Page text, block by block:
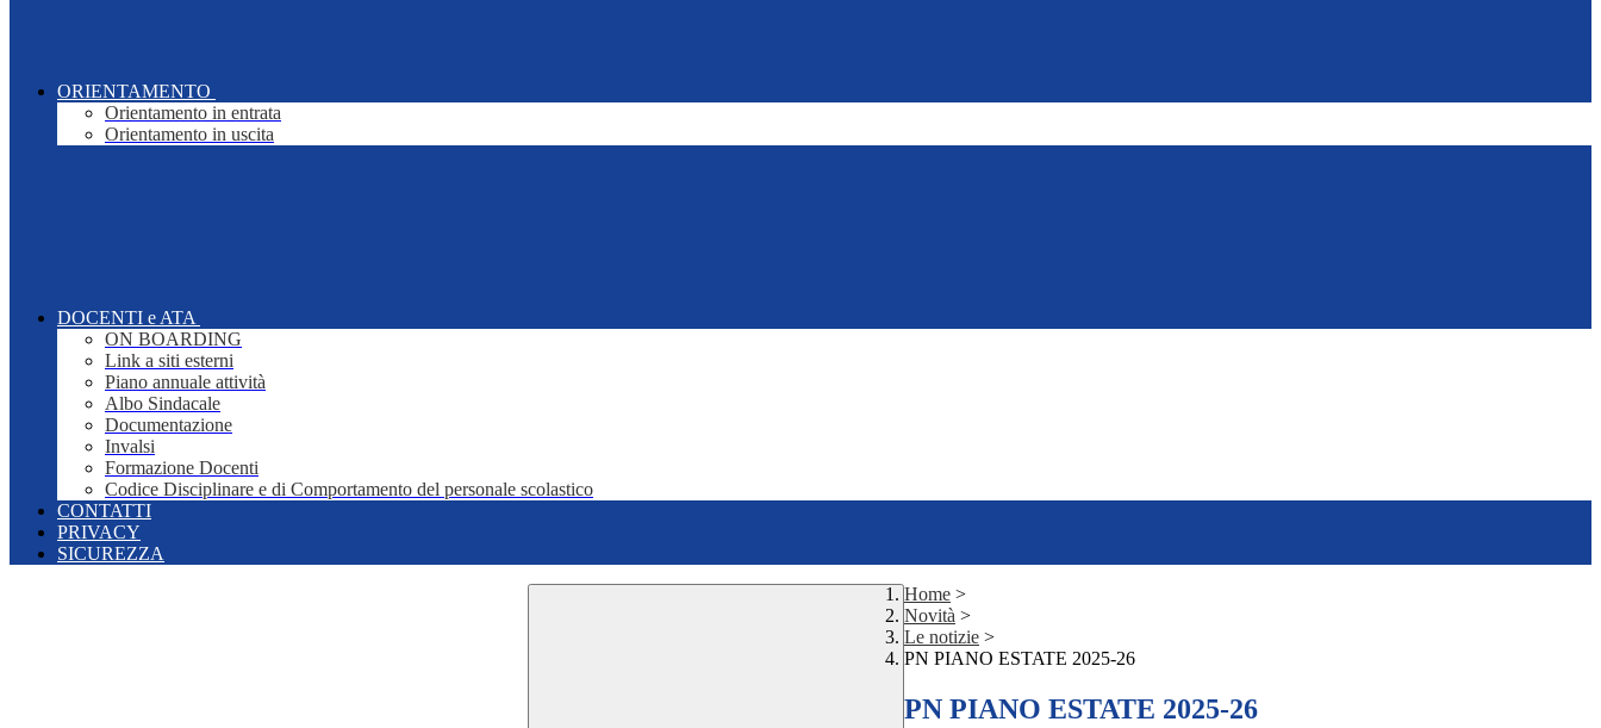
ORIENTAMENTO
Orientamento in entrata
Orientamento in uscita
DOCENTI e ATA
ON BOARDING
Link a siti esterni
Piano annuale attività
Albo Sindacale
Documentazione
Invalsi
Formazione Docenti
Codice Disciplinare e di Comportamento del personale scolastico
CONTATTI
PRIVACY
SICUREZZA
Home >
Novità >
Le notizie >
PN PIANO ESTATE 2025-26
PN PIANO ESTATE 2025-26